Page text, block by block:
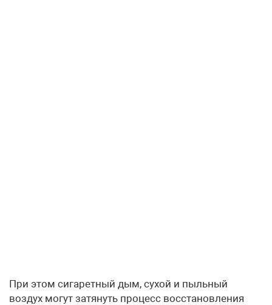
При этом сигаретный дым, сухой и пыльный
воздух могут затянуть процесс восстановления